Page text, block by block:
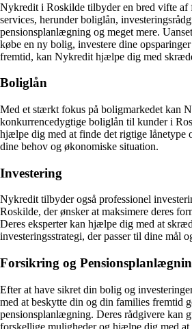
Nykredit i Roskilde tilbyder en bred vifte af
services, herunder boliglån,
pensionsplanlægning og meget mere.
købe en ny bolig, investere dine
fremtid, kan Nykredit hjælpe dig med
Boliglån
Med et stærkt fokus på boligmarkedet kan
konkurrencedygtige boliglån til kunder i
hjælpe dig med at finde det rigtige lånetype
dine behov og økonomiske situation.
Investering
Nykredit tilbyder også professionel
Roskilde, der ønsker at maksimere deres
Deres eksperter kan hjælpe dig med at
investeringsstrategi, der passer til dine mål
Forsikring og
Efter at have sikret din bolig og
med at beskytte din og din families fremtid
pensionsplanlægning. Deres rådgivere kan
forskellige muligheder og hjælpe dig med